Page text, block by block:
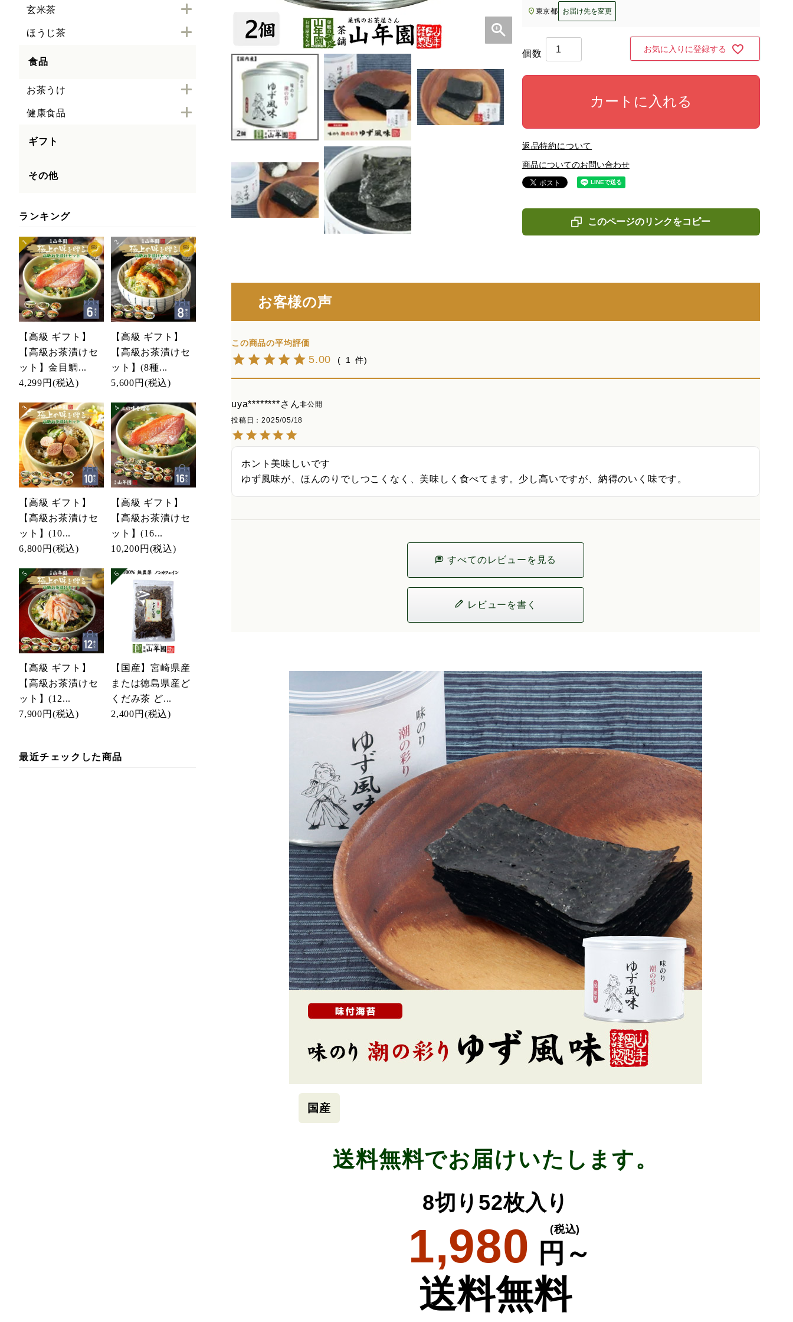
玄米茶
ほうじ茶
食品
お茶うけ
健康食品
ギフト
その他
ランキング
【高級 ギフト】
【高級お茶漬けセ
ット】金目鯛...
4,299円 (税込)
【高級 ギフト】
【高級お茶漬けセ
ット】(8種...
5,600円 (税込)
【高級 ギフト】
【高級お茶漬けセ
ット】(10...
6,800円 (税込)
【高級 ギフト】
【高級お茶漬けセ
ット】(16...
10,200円 (税込)
【高級 ギフト】
【高級お茶漬けセ
ット】(12...
7,900円 (税込)
【国産】宮崎県産
または徳島県産ど
くだみ茶 ど...
2,400円 (税込)
最近チェックした商品
東京都 お届け先を変更
お気に入りに登録する
カートに入れる
返品特約について
商品についてのお問い合わせ
このページのリンクをコピー
お客様の声
5.00 1
uya********
非公開
投稿日
2025/05/18
ホント美味しいです
ゆず風味が、ほんのりでしつこくなく、美味しく食べてます。少し高いですが、納得のいく味です。
すべてのレビューを見る
レビューを書く
国産
送料無料でお届けいたします。
8切り52枚入り
1,980 円～
(税込)
送料無料